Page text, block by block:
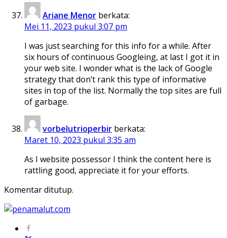
Ariane Menor berkata:
Mei 11, 2023 pukul 3:07 pm
I was just searching for this info for a while. After
six hours of continuous Googleing, at last I got it in
your web site. I wonder what is the lack of Google
strategy that don’t rank this type of informative
sites in top of the list. Normally the top sites are full
of garbage.
vorbelutrioperbir berkata:
Maret 10, 2023 pukul 3:35 am
As I website possessor I think the content here is
rattling good, appreciate it for your efforts.
Komentar ditutup.